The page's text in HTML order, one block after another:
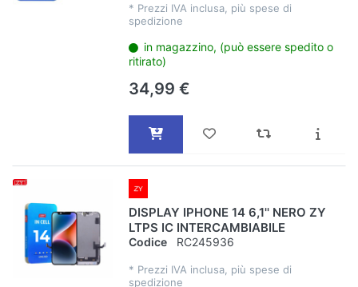
* Prezzi IVA inclusa, più spese di
spedizione
in magazzino, (può essere spedito o
ritirato)
34,99 €
DISPLAY IPHONE 14 6,1'' NERO ZY
LTPS IC INTERCAMBIABILE
Codice RC245936
* Prezzi IVA inclusa, più spese di
spedizione